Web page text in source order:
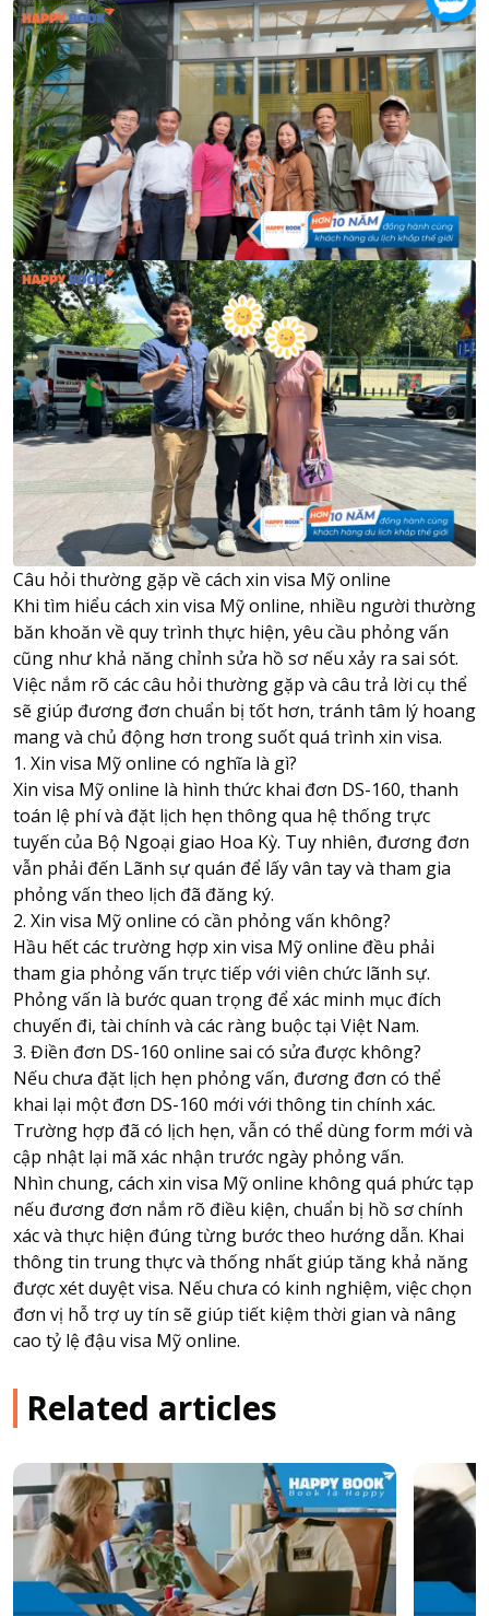
Câu hỏi thường gặp về cách xin visa Mỹ online
Khi tìm hiểu cách xin visa Mỹ online, nhiều người thường
băn khoăn về quy trình thực hiện, yêu cầu phỏng vấn
cũng như khả năng chỉnh sửa hồ sơ nếu xảy ra sai sót.
Việc nắm rõ các câu hỏi thường gặp và câu trả lời cụ thể
sẽ giúp đương đơn chuẩn bị tốt hơn, tránh tâm lý hoang
mang và chủ động hơn trong suốt quá trình xin visa.
1. Xin visa Mỹ online có nghĩa là gì?
Xin visa Mỹ online là hình thức khai đơn DS-160, thanh
toán lệ phí và đặt lịch hẹn thông qua hệ thống trực
tuyến của Bộ Ngoại giao Hoa Kỳ. Tuy nhiên, đương đơn
vẫn phải đến Lãnh sự quán để lấy vân tay và tham gia
phỏng vấn theo lịch đã đăng ký.
2. Xin visa Mỹ online có cần phỏng vấn không?
Hầu hết các trường hợp xin visa Mỹ online đều phải
tham gia phỏng vấn trực tiếp với viên chức lãnh sự.
Phỏng vấn là bước quan trọng để xác minh mục đích
chuyến đi, tài chính và các ràng buộc tại Việt Nam.
3. Điền đơn DS-160 online sai có sửa được không?
Nếu chưa đặt lịch hẹn phỏng vấn, đương đơn có thể
khai lại một đơn DS-160 mới với thông tin chính xác.
Trường hợp đã có lịch hẹn, vẫn có thể dùng form mới và
cập nhật lại mã xác nhận trước ngày phỏng vấn.
Nhìn chung, cách xin visa Mỹ online không quá phức tạp
nếu đương đơn nắm rõ điều kiện, chuẩn bị hồ sơ chính
xác và thực hiện đúng từng bước theo hướng dẫn. Khai
thông tin trung thực và thống nhất giúp tăng khả năng
được xét duyệt visa. Nếu chưa có kinh nghiệm, việc chọn
đơn vị hỗ trợ uy tín sẽ giúp tiết kiệm thời gian và nâng
cao tỷ lệ đậu visa Mỹ online.
Related articles